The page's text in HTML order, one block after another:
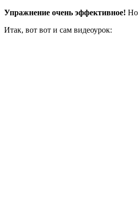
Упражнение очень эффективное! Но
Итак, вот вот и сам видеоурок: